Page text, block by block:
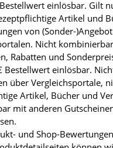
einlösbar. Gilt
Artikel und
von (Sonder-
Nicht
Rabatten und
Bestellwert einlösbar.
über Vergleichsportale,
Artikel, Bücher und
mit anderen
und Shop-